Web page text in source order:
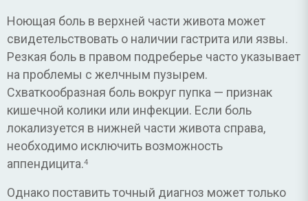
Ноющая боль в верхней части живота может
свидетельствовать о наличии гастрита или язвы.
Резкая боль в правом подреберье часто указывает
на проблемы с желчным пузырем.
Схваткообразная боль вокруг пупка — признак
кишечной колики или инфекции. Если боль
локализуется в нижней части живота справа,
необходимо исключить возможность
аппендицита.4
Однако поставить точный диагноз может только